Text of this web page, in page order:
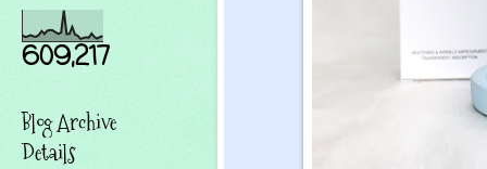
609,217
Blog Archive
Details